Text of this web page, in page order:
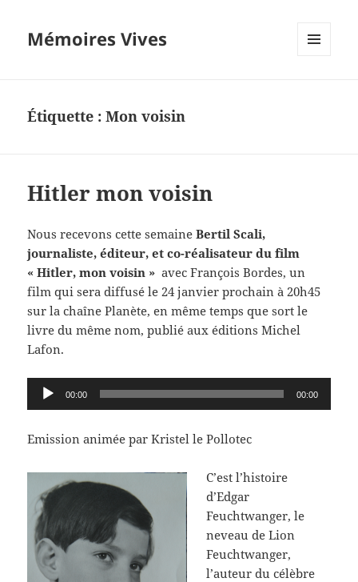
Mémoires Vives
Étiquette :Mon voisin
Hitler mon voisin
Nous recevons cette semaineBertil Scali,
journaliste, éditeur, et co-réalisateur du film
« Hitler, mon voisin » avec François Bordes, un
film qui sera diffusé le 24 janvier prochain à 20h45
sur la chaîne Planète, en même temps que sort le
livre du même nom, publié aux éditions Michel
Lafon.
Lecteur
audio
00:00 00:00
Emission animée par Kristel le Pollotec
C’est l’histoire
d’Edgar
Feuchtwanger, le
neveau de Lion
Feuchtwanger,
l’auteur du célèbre